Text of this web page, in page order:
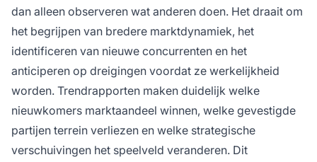
dan alleen observeren wat anderen doen. Het draait om
het begrijpen van bredere marktdynamiek, het
identificeren van nieuwe concurrenten en het
anticiperen op dreigingen voordat ze werkelijkheid
worden. Trendrapporten maken duidelijk welke
nieuwkomers marktaandeel winnen, welke gevestigde
partijen terrein verliezen en welke strategische
verschuivingen het speelveld veranderen. Dit